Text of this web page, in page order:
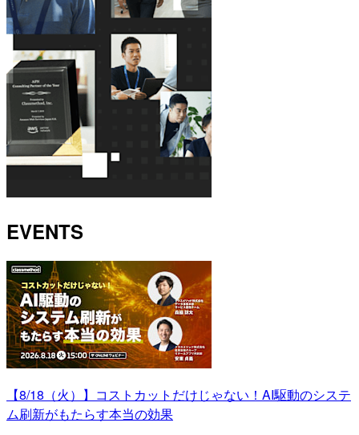
EVENTS
【8/18（火）】コストカットだけじゃない！AI駆動のシステ
ム刷新がもたらす本当の効果